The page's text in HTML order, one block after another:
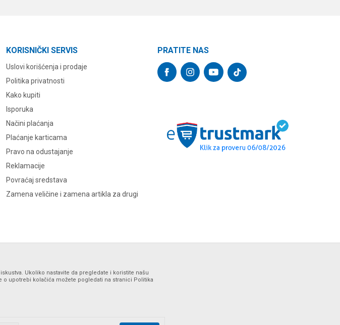
KORISNIČKI SERVIS
Uslovi korišćenja i prodaje
Politika privatnosti
Kako kupiti
Isporuka
Načini plaćanja
Plaćanje karticama
Pravo na odustajanje
Reklamacije
Povraćaj sredstava
Zamena veličine i zamena artikla za drugi
PRATITE NAS
Ukoliko nastavite da pregledate i koristite našu
upotrebi kolačića možete pogledati na stranici Politika